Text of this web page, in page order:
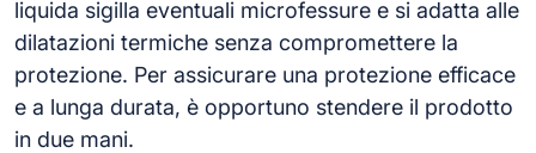
liquida sigilla eventuali microfessure e si adatta alle
dilatazioni termiche senza compromettere la
protezione. Per assicurare una protezione efficace
e a lunga durata, è opportuno stendere il prodotto
in due mani.